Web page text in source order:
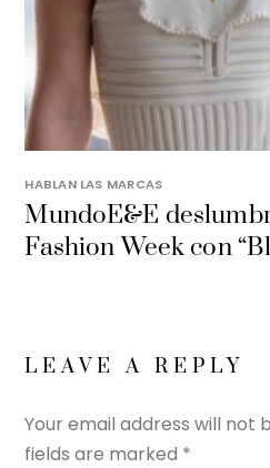
HABLAN LAS MARCAS
MundoE&E
Fashion Week con
LEAVE A REPLY
Your email address will not
fields are marked *